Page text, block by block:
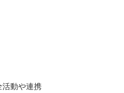
活動や連携